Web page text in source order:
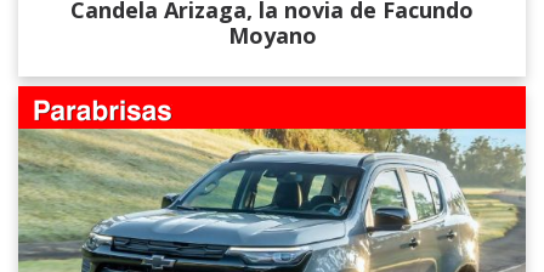
Candela Arizaga, la novia de Facundo
Moyano